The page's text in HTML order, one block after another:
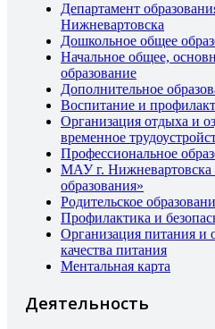
Департамент
Нижневартовска
Дошкольное общее
Начальное общее,
образование
Дополнительное
Воспитание и
Организация отдыха и
временное
Профессиональное
МАУ г. Нижневартовска
образования»
Родительское
Профилактика и
Организация питания и
качества питания
Ментальная карта
Деятельность